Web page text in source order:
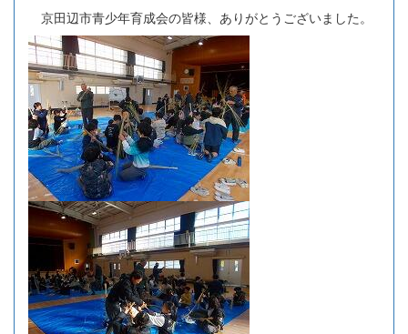
京田辺市青少年育成会の皆様、ありがとうございました。